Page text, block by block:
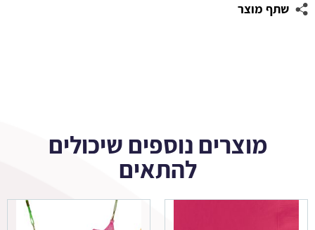
שתף מוצר
מוצרים נוספים שיכולים
להתאים